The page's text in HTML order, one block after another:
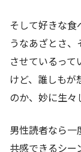
そして好きな
うなあざとさ
させているって
けど、誰しも
のか、妙に生々
男性読者なら一
共感できるシ